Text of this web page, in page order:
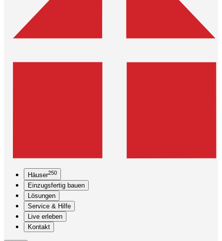
Häuser250
Einzugsfertig bauen
Lösungen
Service & Hilfe
Live erleben
Kontakt